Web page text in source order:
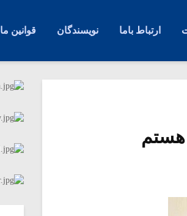
ارتباط باما نویسندگان قوانین ما
هستم